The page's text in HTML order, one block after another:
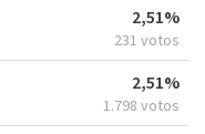
2,51%
231 votos
2,51%
1.798 votos